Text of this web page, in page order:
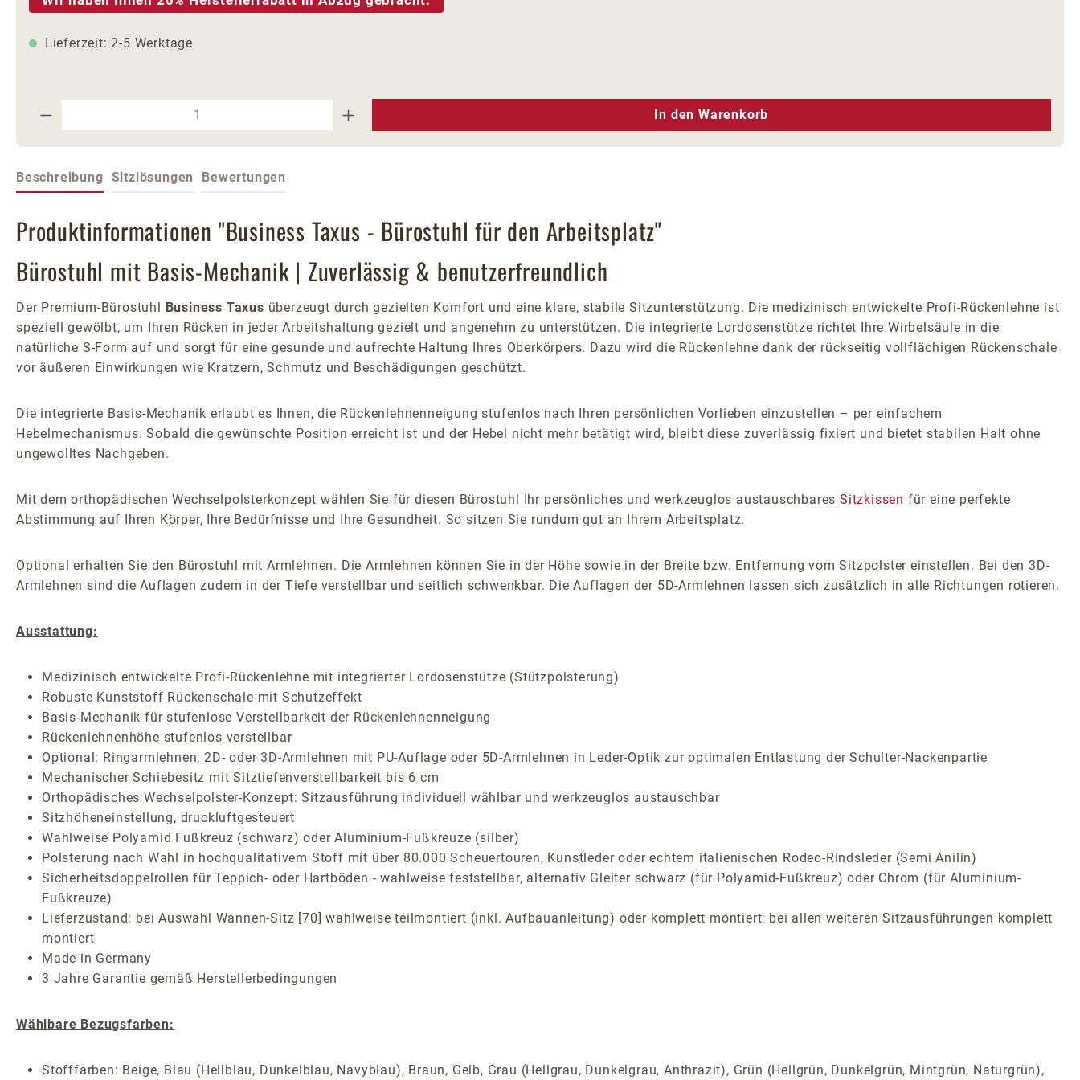
Lieferzeit: 2-5 Werktage
Produkt Anzahl: Gib den gewünschten Wert ein oder benutze die Schaltflächen um die Anzahl zu erhöhen oder zu
In den Warenkorb
Beschreibung Sitzlösungen Bewertungen
Produktinformationen "Business Taxus - Bürostuhl für den Arbeitsplatz"
Bürostuhl mit Basis-Mechanik | Zuverlässig & benutzerfreundlich
Der Premium-Bürostuhl Business Taxus überzeugt durch gezielten Komfort und eine klare, stabile Sitzunterstützung. Die medizinisch entwickelte Profi-Rückenlehne ist
speziell gewölbt, um Ihren Rücken in jeder Arbeitshaltung gezielt und angenehm zu unterstützen. Die integrierte Lordosenstütze richtet Ihre Wirbelsäule in die
natürliche S-Form auf und sorgt für eine gesunde und aufrechte Haltung Ihres Oberkörpers. Dazu wird die Rückenlehne dank der rückseitig vollflächigen Rückenschale
vor äußeren Einwirkungen wie Kratzern, Schmutz und Beschädigungen geschützt.
Die integrierte Basis-Mechanik erlaubt es Ihnen, die Rückenlehnenneigung stufenlos nach Ihren persönlichen Vorlieben einzustellen – per einfachem
Hebelmechanismus. Sobald die gewünschte Position erreicht ist und der Hebel nicht mehr betätigt wird, bleibt diese zuverlässig fixiert und bietet stabilen Halt ohne
ungewolltes Nachgeben.
Mit dem orthopädischen Wechselpolsterkonzept wählen Sie für diesen Bürostuhl Ihr persönliches und werkzeuglos austauschbares Sitzkissen für eine perfekte
Abstimmung auf Ihren Körper, Ihre Bedürfnisse und Ihre Gesundheit. So sitzen Sie rundum gut an Ihrem Arbeitsplatz.
Optional erhalten Sie den Bürostuhl mit Armlehnen. Die Armlehnen können Sie in der Höhe sowie in der Breite bzw. Entfernung vom Sitzpolster einstellen. Bei den 3D-
Armlehnen sind die Auflagen zudem in der Tiefe verstellbar und seitlich schwenkbar. Die Auflagen der 5D-Armlehnen lassen sich zusätzlich in alle Richtungen rotieren.
Ausstattung:
Medizinisch entwickelte Profi-Rückenlehne mit integrierter Lordosenstütze (Stützpolsterung)
Robuste Kunststoff-Rückenschale mit Schutzeffekt
Basis-Mechanik für stufenlose Verstellbarkeit der Rückenlehnenneigung
Rückenlehnenhöhe stufenlos verstellbar
Optional: Ringarmlehnen, 2D- oder 3D-Armlehnen mit PU-Auflage oder 5D-Armlehnen in Leder-Optik zur optimalen Entlastung der Schulter-Nackenpartie
Mechanischer Schiebesitz mit Sitztiefenverstellbarkeit bis 6 cm
Orthopädisches Wechselpolster-Konzept: Sitzausführung individuell wählbar und werkzeuglos austauschbar
Sitzhöheneinstellung, druckluftgesteuert
Wahlweise Polyamid Fußkreuz (schwarz) oder Aluminium-Fußkreuze (silber)
Polsterung nach Wahl in hochqualitativem Stoff mit über 80.000 Scheuertouren, Kunstleder oder echtem italienischen Rodeo-Rindsleder (Semi Anilin)
Sicherheitsdoppelrollen für Teppich- oder Hartböden - wahlweise feststellbar, alternativ Gleiter schwarz (für Polyamid-Fußkreuz) oder Chrom (für Aluminium-
Fußkreuze)
Lieferzustand: bei Auswahl Wannen-Sitz [70] wahlweise teilmontiert (inkl. Aufbauanleitung) oder komplett montiert; bei allen weiteren Sitzausführungen komplett
montiert
Made in Germany
3 Jahre Garantie gemäß Herstellerbedingungen
Wählbare Bezugsfarben:
Stofffarben: Beige, Blau (Hellblau, Dunkelblau, Navyblau), Braun, Gelb, Grau (Hellgrau, Dunkelgrau, Anthrazit), Grün (Hellgrün, Dunkelgrün, Mintgrün, Naturgrün),